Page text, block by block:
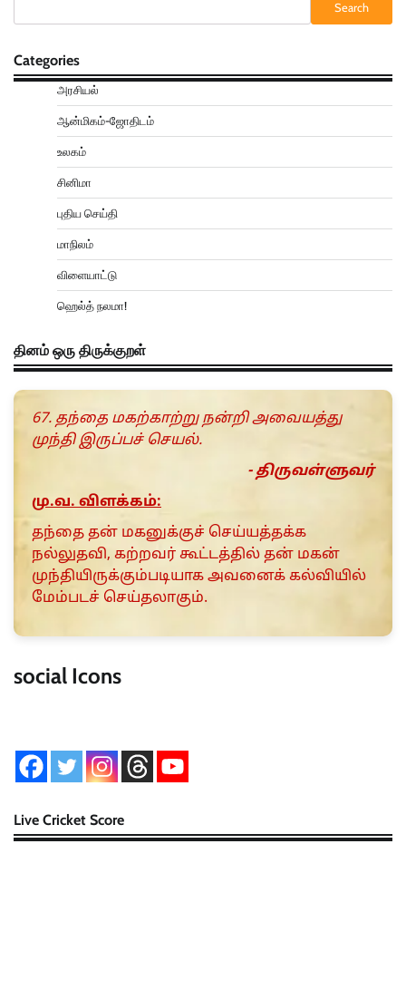
Search
Categories
அரசியல்
ஆன்மிகம்-ஜோதிடம்
உலகம்
சினிமா
புதிய செய்தி
மாநிலம்
விளையாட்டு
ஹெல்த் நலமா!
தினம் ஒரு திருக்குறள்
67. தந்தை மகற்காற்று நன்றி அவையத்து
முந்தி இருப்பச் செயல்.
- திருவள்ளுவர்
மு.வ. விளக்கம்:
தந்தை தன் மகனுக்குச் செய்யத்தக்க
நல்லுதவி, கற்றவர் கூட்டத்தில் தன் மகன்
முந்தியிருக்கும்படியாக அவனைக் கல்வியில்
மேம்படச் செய்தலாகும்.
social Icons
Live Cricket Score